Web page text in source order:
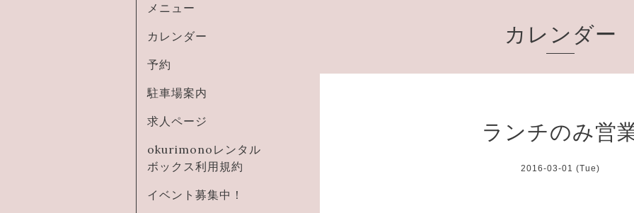
メニュー
カレンダー
予約
駐車場案内
求人ページ
okurimonoレンタル
ボックス利用規約
イベント募集中！
カレンダー
ランチのみ営
2016-03-01 (Tue)